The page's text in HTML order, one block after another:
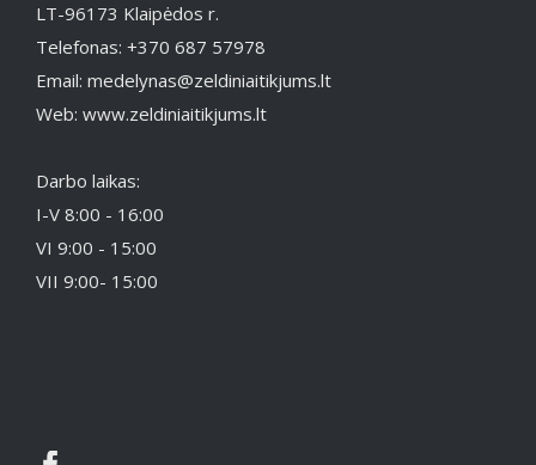
LT-96173 Klaipėdos r.
Telefonas: +370 687 57978
Email: medelynas@zeldiniaitikjums.lt
Web: www.zeldiniaitikjums.lt
Darbo laikas:
I-V 8:00 - 16:00
VI 9:00 - 15:00
VII 9:00- 15:00